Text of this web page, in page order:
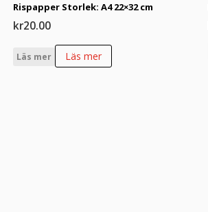
Rispapper Storlek: A4 22×32 cm
kr20.00
Läs mer Läs mer